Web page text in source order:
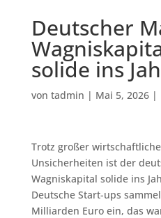
Deutscher
solide ins
von tadmin | Mai 5, 2026|
Trotz großer
Unsicherheiten ist der
Wagniskapital solide ins
Deutsche Start-ups
Milliarden Euro ein, das